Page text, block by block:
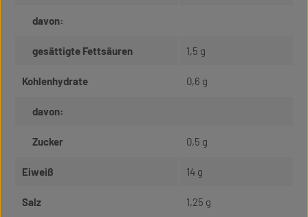
davon:
gesättigte Fettsäuren 1,5 g
Kohlenhydrate 0,6 g
davon:
Zucker 0,5 g
Eiweiß 14 g
Salz 1,25 g